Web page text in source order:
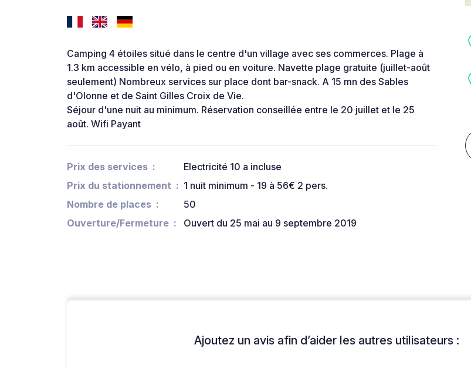
Camping 4 étoiles situé dans le centre d'un village avec ses commerces. Plage à
1.3 km accessible en vélo, à pied ou en voiture. Navette plage gratuite (juillet-août
seulement) Nombreux services sur place dont bar-snack. A 15 mn des Sables
d'Olonne et de Saint Gilles Croix de Vie.
Séjour d'une nuit au minimum. Réservation conseillée entre le 20 juillet et le 25
août. Wifi Payant
Prix des services
Electricité 10 a incluse
Prix du stationnement
1 nuit minimum - 19 à 56€ 2 pers.
Nombre de places
50
Ouverture/Fermeture
Ouvert du 25 mai au 9 septembre 2019
Ajoutez un avis afin d’aider les autres utilisateurs :